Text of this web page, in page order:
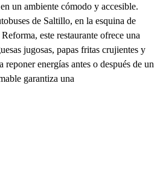
un ambiente cómodo y accesible.
de Saltillo, en la esquina de
este restaurante ofrece una
jugosas, papas fritas crujientes y
reponer energías antes o después de un
garantiza una